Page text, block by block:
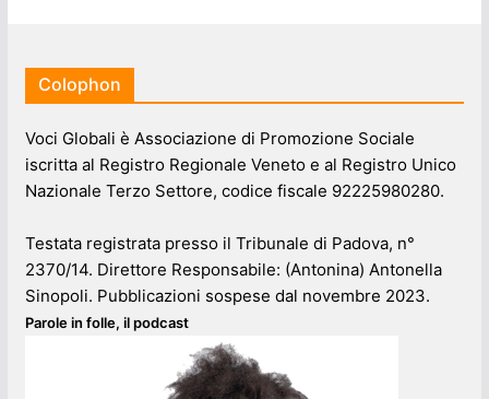
Colophon
Voci Globali è Associazione di Promozione Sociale
iscritta al Registro Regionale Veneto e al Registro Unico
Nazionale Terzo Settore, codice fiscale 92225980280.
Testata registrata presso il Tribunale di Padova, n°
2370/14. Direttore Responsabile: (Antonina) Antonella
Sinopoli. Pubblicazioni sospese dal novembre 2023.
Parole in folle, il podcast